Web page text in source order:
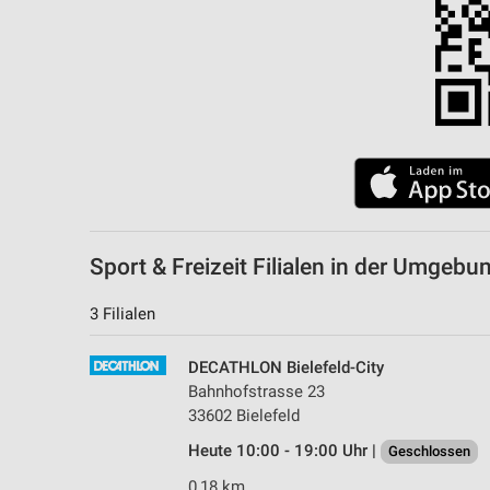
Sport & Freizeit Filialen in der
3 Filialen
DECATHLON Bielefeld-City
Bahnhofstrasse 23
33602 Bielefeld
Heute 10:00 - 19:00 Uhr |
Geschlossen